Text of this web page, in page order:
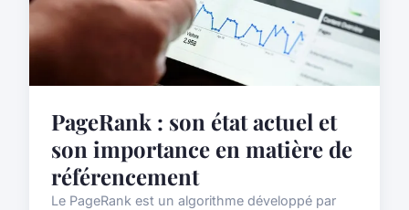
PageRank : son état actuel et
son importance en matière de
référencement
Le PageRank est un algorithme développé par